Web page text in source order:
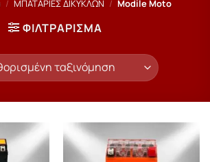
/ ΜΠΑΤΑΡΙΕΣ ΔΙΚΥΚΛΩΝ / Modile Moto
ΦΙΛΤΡΆΡΙΣΜΑ